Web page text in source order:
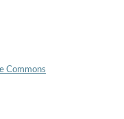
Commons